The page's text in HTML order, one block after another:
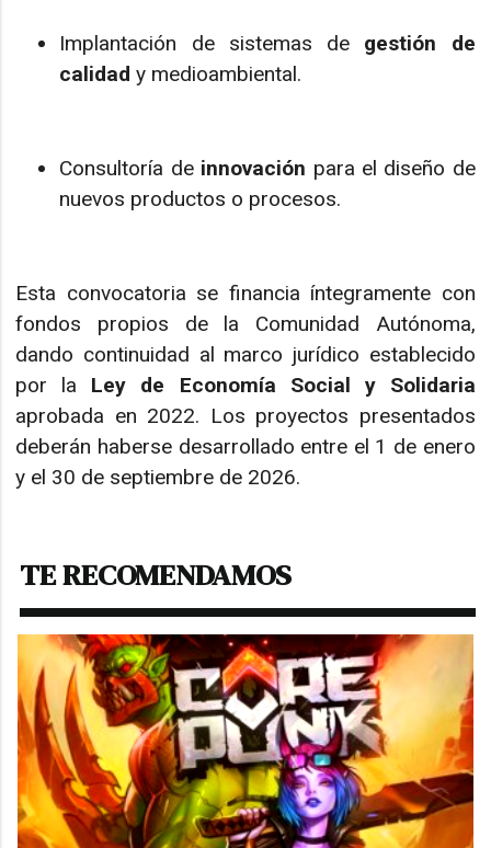
Implantación de sistemas de gestión de
calidad y medioambiental.
Consultoría de innovación para el diseño de
nuevos productos o procesos.
Esta convocatoria se financia íntegramente con
fondos propios de la Comunidad Autónoma,
dando continuidad al marco jurídico establecido
por la Ley de Economía Social y Solidaria
aprobada en 2022. Los proyectos presentados
deberán haberse desarrollado entre el 1 de enero
y el 30 de septiembre de 2026.
TE RECOMENDAMOS